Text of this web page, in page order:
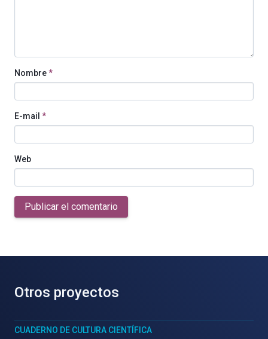
Nombre*
E-mail *
Web
Publicar el comentario
Otros proyectos
CUADERNO DE CULTURA CIENTÍFICA